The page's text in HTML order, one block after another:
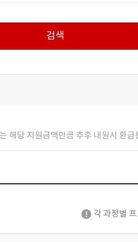
검색
해당 지원금액만큼 추후 내원시 환급
각 과정별